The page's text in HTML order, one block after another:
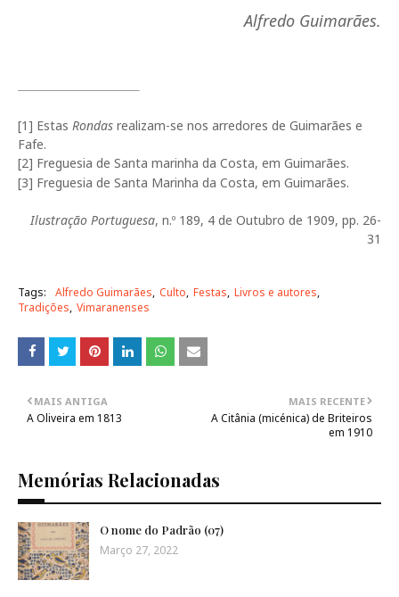
Alfredo Guimarães.
[1] Estas Rondas realizam-se nos arredores de Guimarães e
Fafe.
[2] Freguesia de Santa marinha da Costa, em Guimarães.
[3] Freguesia de Santa Marinha da Costa, em Guimarães.
Ilustração Portuguesa, n.º 189, 4 de Outubro de 1909, pp. 26-
31
Tags: Alfredo Guimarães Culto Festas Livros e autores
Tradições Vimaranenses
MAIS RECENTE
A Citânia (micénica) de Briteiros
em 1910
MAIS ANTIGA
A Oliveira em 1813
Memórias Relacionadas
O nome do Padrão (07)
Março 27, 2022